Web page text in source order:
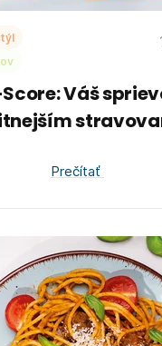
Váš
Prečítať